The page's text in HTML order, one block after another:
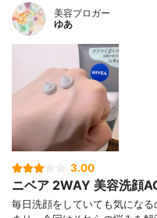
美容ブロガー
ゆあ
3.00
ニベア 2WAY 美容洗顔
毎日洗顔をしていても気にな